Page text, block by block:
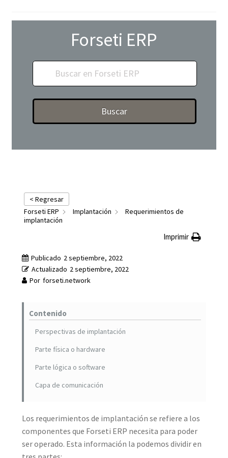
Forseti ERP
Buscar
< Regresar
Forseti ERP
Implantación
Requerimientos de
implantación
Imprimir
Publicado 2 septiembre, 2022
Actualizado 2 septiembre, 2022
Por forseti.network
Contenido
Perspectivas de implantación
Parte física o hardware
Parte lógica o software
Capa de comunicación
Los requerimientos de implantación se refiere a los
componentes que Forseti ERP necesita para poder
ser operado. Esta información la podemos dividir en